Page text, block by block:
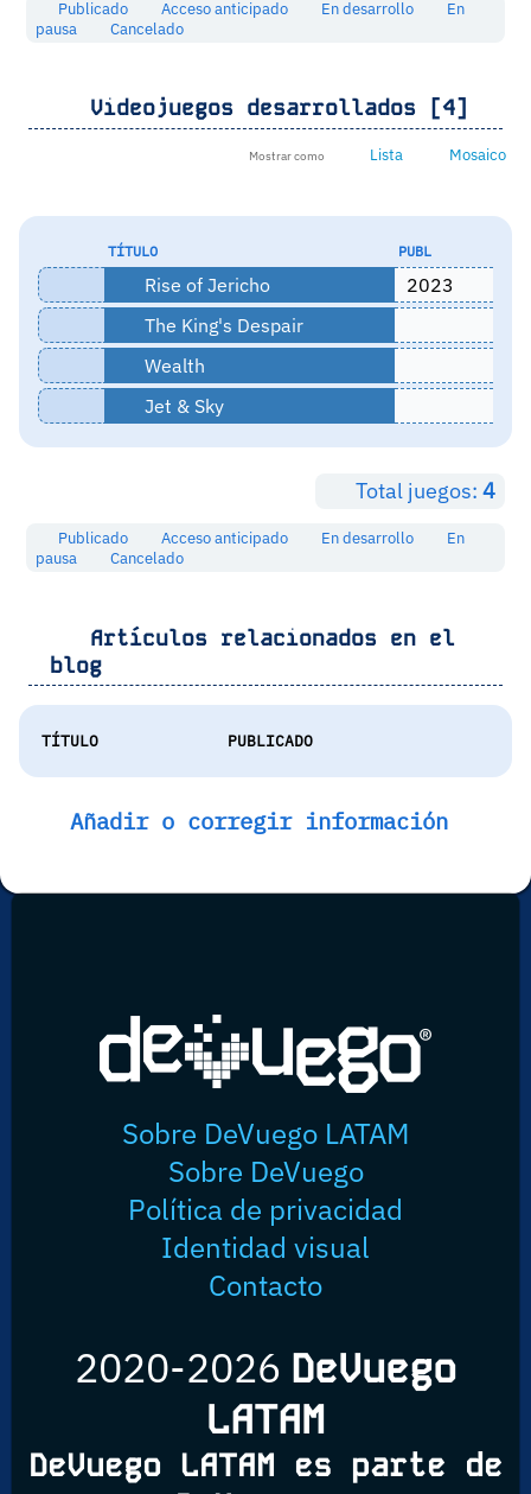
Publicado Acceso anticipado En desarrollo
En
pausa
Cancelado
Videojuegos desarrollados [4]
Mostrar como Lista Mosaico
TÍTULO PUBL
Rise of Jericho
2023
The King's Despair
Wealth
Jet & Sky
Total juegos: 4
Publicado Acceso anticipado En desarrollo
En
pausa
Cancelado
Artículos relacionados en el
blog
TÍTULO PUBLICADO
Añadir o corregir información
Sobre DeVuego LATAM
Sobre DeVuego
Política de privacidad
Identidad visual
Contacto
2020-2026 DeVuego
LATAM
DeVuego LATAM es parte de